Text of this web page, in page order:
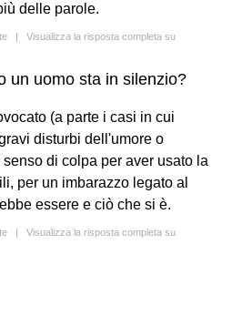
delle parole.
| Visualizza la risposta completa su
un uomo sta in silenzio?
(a parte i casi in cui
disturbi dell'umore o
di colpa per aver usato la
per un imbarazzo legato al
essere e ciò che si è.
| Visualizza la risposta completa su